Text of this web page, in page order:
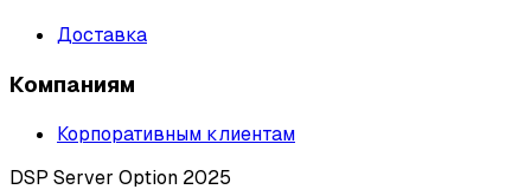
Доставка
Компаниям
Корпоративным клиентам
DSP Server Option 2025